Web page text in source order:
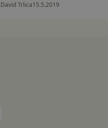
David Trlica15.5.2019